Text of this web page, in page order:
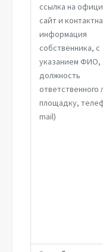
ссылка на
сайт и
информация
собственника, с
указанием ФИО,
должность
ответственного
площадку,
mail)